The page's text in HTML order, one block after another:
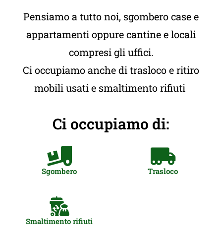
Pensiamo a tutto noi, sgombero case e
appartamenti oppure cantine e locali
compresi gli uffici.
Ci occupiamo anche di trasloco e ritiro
mobili usati e smaltimento rifiuti
Ci occupiamo di:
Sgombero Trasloco
Smaltimento rifiuti